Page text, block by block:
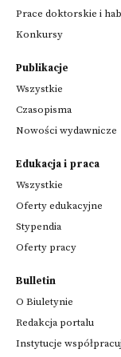
Prace doktorskie i
Konkursy
Publikacje
Wszystkie
Czasopisma
Nowości wydawnicze
Edukacja i praca
Wszystkie
Oferty edukacyjne
Stypendia
Oferty pracy
Bulletin
O Biuletynie
Redakcja portalu
Instytucje